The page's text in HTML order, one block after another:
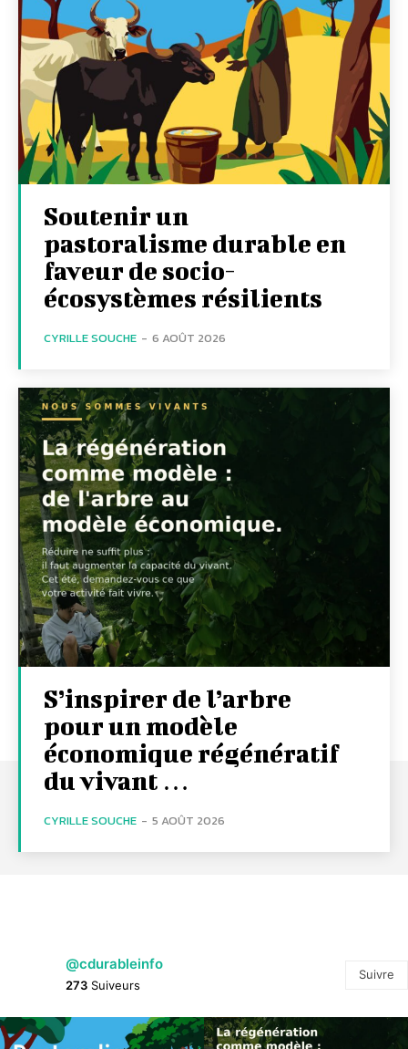
Soutenir un
pastoralisme durable en
faveur de socio-
écosystèmes résilients
CYRILLE SOUCHE - 6 AOÛT 2026
S’inspirer de l’arbre
pour un modèle
économique régénératif
du vivant …
CYRILLE SOUCHE - 5 AOÛT 2026
@cdurableinfo
273 Suiveurs
Suivre